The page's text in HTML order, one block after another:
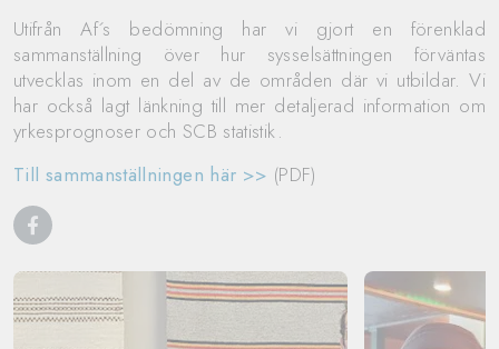
Utifrån Af´s bedömning har vi gjort en förenklad
sammanställning över hur sysselsättningen förväntas
utvecklas inom en del av de områden där vi utbildar. Vi
har också lagt länkning till mer detaljerad information om
yrkesprognoser och SCB statistik.
Till sammanställningen här >> (PDF)